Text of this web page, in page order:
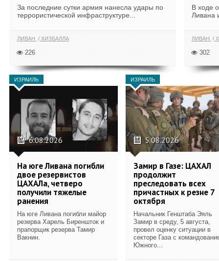
За последние сутки армия нанесла удары по
террористической инфраструктуре...
ЛИВАН ХИЗБАЛЛА
226
В ходе
Ливана
ЛИВАН
302
ИЗРАИЛЬ
6.08.2026
На юге Ливана погибли
двое резервистов
ЦАХАЛа, четверо
получили тяжелые
ранения
На юге Ливана погибли майор
резерва Харель Биреншток и
прапорщик резерва Тамир
Вакнин.
ИЗРАИЛЬ
5.08.2026
Замир в Газе: ЦАХАЛ
продолжит
преследовать всех
причастных к резне 7
октября
Начальник Генштаба Эяль
Замир в среду, 5 августа,
провел оценку ситуации в
секторе Газа с
Южного...